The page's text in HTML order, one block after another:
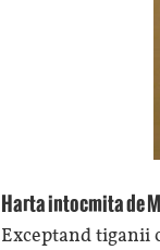
Harta intocmita de
Exceptand tiganii